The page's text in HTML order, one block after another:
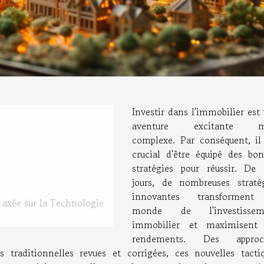
sur la Technologie
Investir dans l'immobilier est
aventure excitante
complexe. Par conséquent,
crucial d'être équipé des
stratégies pour réussir. De
jours, de nombreuses
innovantes
monde de
immobilier et maximisent
rendements. Des
traditionnelles revues et corrigées, ces nouvelles